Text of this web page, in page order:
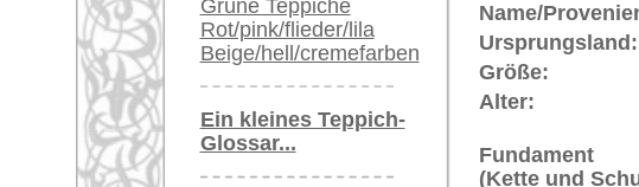
United Kingdom: +44 (0)20 7183
USA / Canada: +1 646-688-1335
Impressum|Kontakt